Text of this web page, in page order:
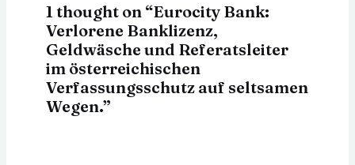
1 thought on “Eurocity Bank:
Verlorene Banklizenz,
Geldwäsche und Referatsleiter
im österreichischen
Verfassungsschutz auf seltsamen
Wegen.”